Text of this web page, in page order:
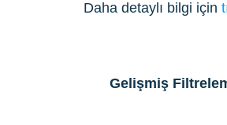
Daha detaylı bilgi için
Gelişmiş